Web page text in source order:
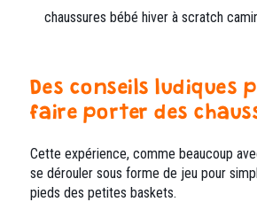
chaussures bébé hiver à scratch
Des conseils ludiques
faire porter des
Cette expérience, comme beaucoup
se dérouler sous forme de jeu pour
pieds des petites baskets.